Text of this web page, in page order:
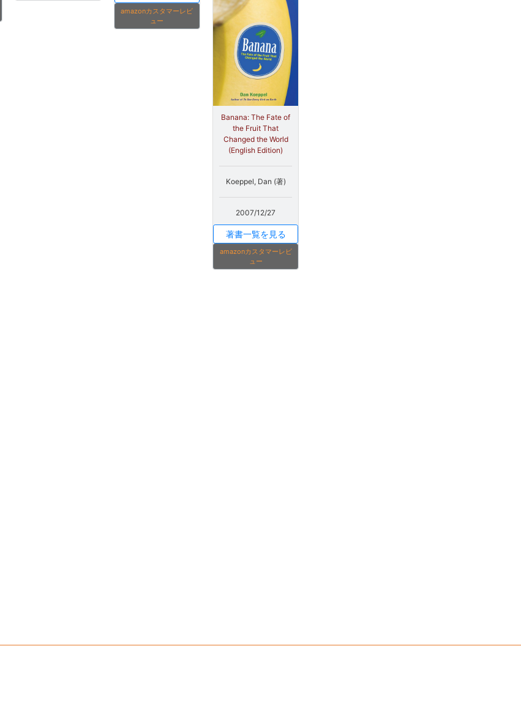
amazonカスタマーレビ
ュー
Banana: The Fate of
the Fruit That
Changed the World
(English Edition)
Koeppel, Dan (著)
2007/12/27
著書一覧を見る
amazonカスタマーレビ
ュー